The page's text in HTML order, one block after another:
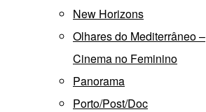
New Horizons
Olhares do Mediterrâneo –
Cinema no Feminino
Panorama
Porto/Post/Doc